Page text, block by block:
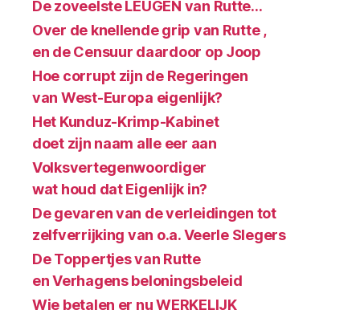
De zoveelste LEUGEN van Rutte…
Over de knellende grip van Rutte ,
en de Censuur daardoor op Joop
Hoe corrupt zijn de Regeringen
van West-Europa eigenlijk?
Het Kunduz-Krimp-Kabinet
doet zijn naam alle eer aan
Volksvertegenwoordiger
wat houd dat Eigenlijk in?
De gevaren van de verleidingen tot
zelfverrijking van o.a. Veerle Slegers
De Toppertjes van Rutte
en Verhagens beloningsbeleid
Wie betalen er nu WERKELIJK